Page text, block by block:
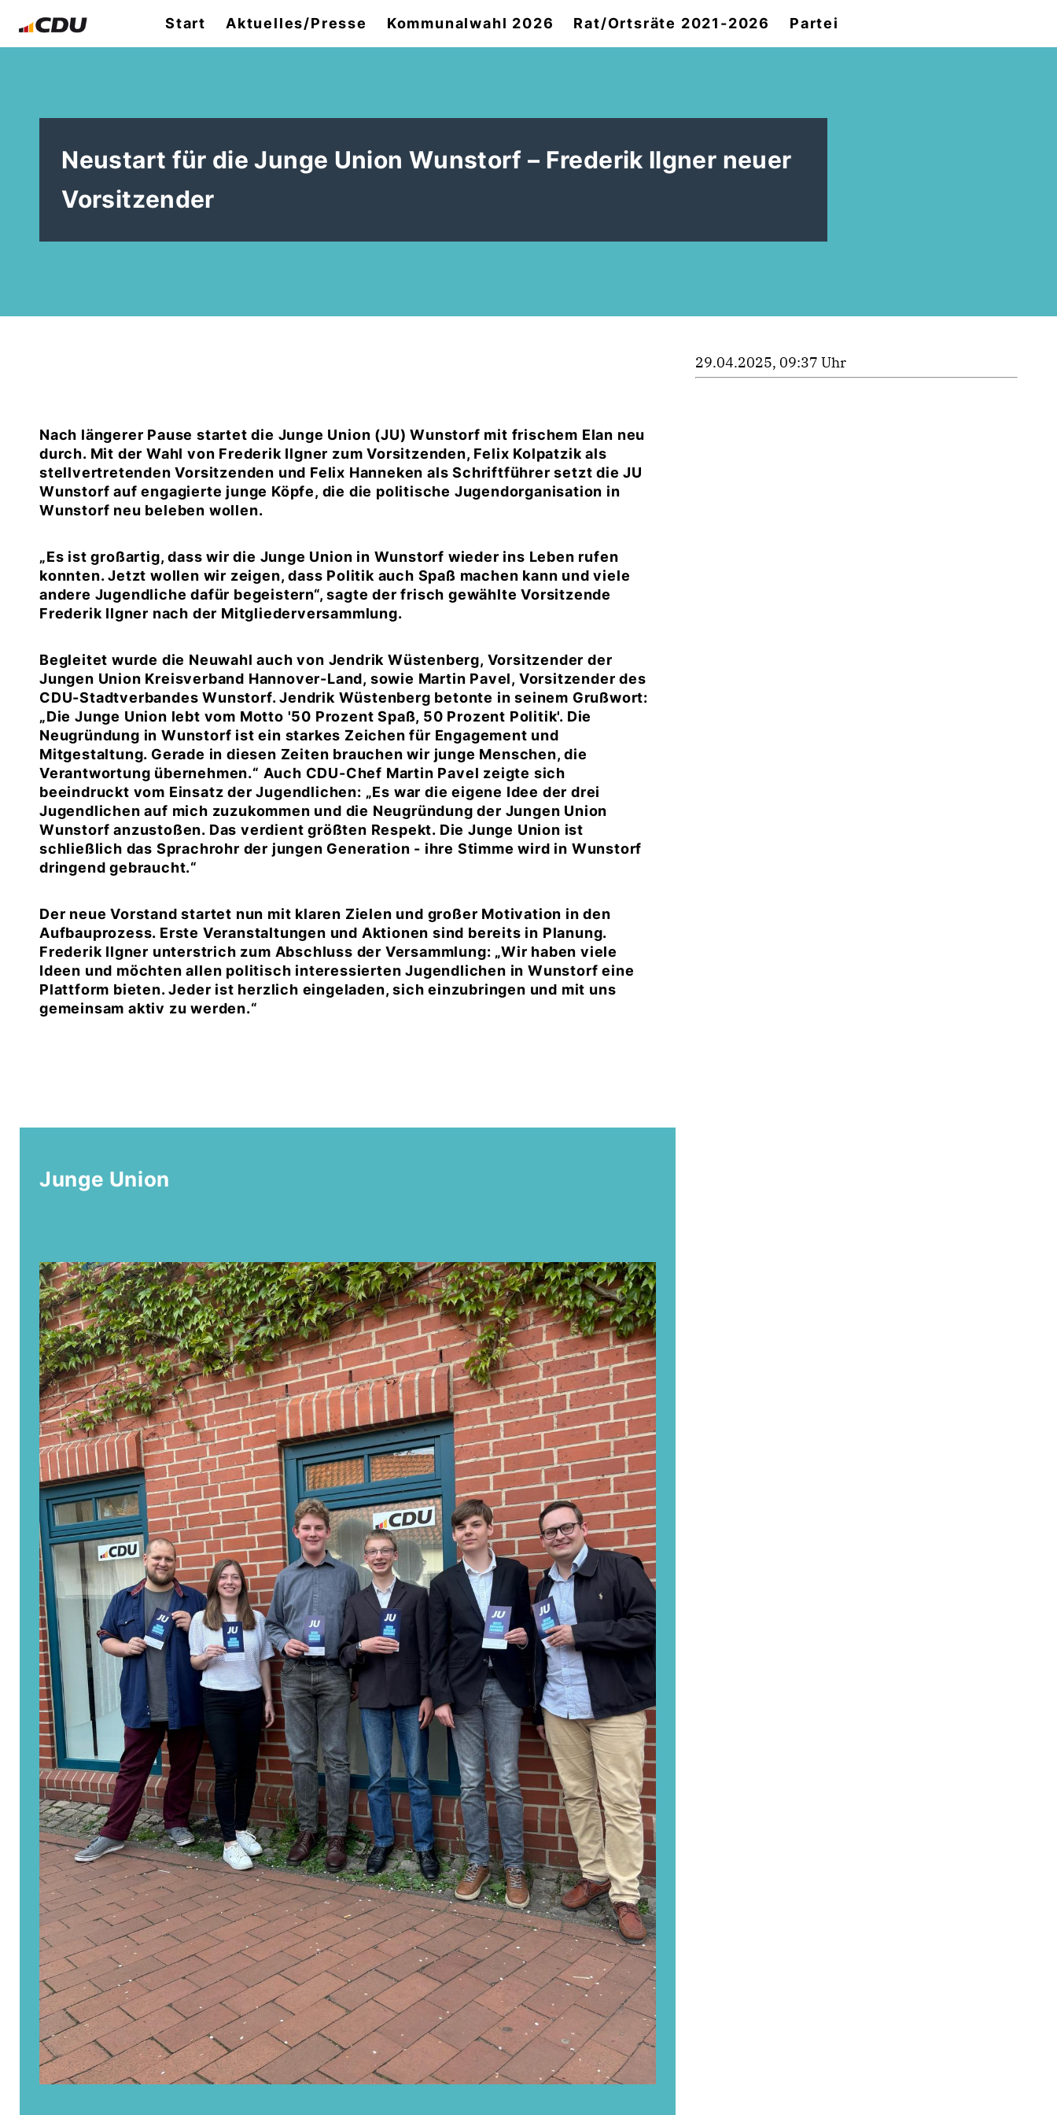
Start Aktuelles/Presse Kommunalwahl 2026 Rat/Ortsräte 2021-2026 Partei
Neustart für die Junge Union Wunstorf – Frederik Ilgner neuer
Vorsitzender
Nach längerer Pause startet die Junge Union (JU) Wunstorf mit frischem Elan neu
durch. Mit der Wahl von Frederik Ilgner zum Vorsitzenden, Felix Kolpatzik als
stellvertretenden Vorsitzenden und Felix Hanneken als Schriftführer setzt die JU
Wunstorf auf engagierte junge Köpfe, die die politische Jugendorganisation in
Wunstorf neu beleben wollen.
Es ist großartig, dass wir die Junge Union in Wunstorf wieder ins Leben rufen
konnten. Jetzt wollen wir zeigen, dass Politik auch Spaß machen kann und viele
andere Jugendliche dafür begeistern“, sagte der frisch gewählte Vorsitzende
Frederik Ilgner nach der Mitgliederversammlung.
Begleitet wurde die Neuwahl auch von Jendrik Wüstenberg, Vorsitzender der
Jungen Union Kreisverband Hannover-Land, sowie Martin Pavel, Vorsitzender des
CDU-Stadtverbandes Wunstorf. Jendrik Wüstenberg betonte in seinem Grußwort:
Die Junge Union lebt vom Motto '50 Prozent Spaß, 50 Prozent Politik'. Die
Neugründung in Wunstorf ist ein starkes Zeichen für Engagement und
Mitgestaltung. Gerade in diesen Zeiten brauchen wir junge Menschen, die
Verantwortung übernehmen.“ Auch CDU-Chef Martin Pavel zeigte sich
beeindruckt vom Einsatz der Jugendlichen: „Es war die eigene Idee der drei
Jugendlichen auf mich zuzukommen und die Neugründung der Jungen Union
Wunstorf anzustoßen. Das verdient größten Respekt. Die Junge Union ist
schließlich das Sprachrohr der jungen Generation - ihre Stimme wird in Wunstorf
dringend gebraucht.“
Der neue Vorstand startet nun mit klaren Zielen und großer Motivation in den
Aufbauprozess. Erste Veranstaltungen und Aktionen sind bereits in Planung.
Frederik Ilgner unterstrich zum Abschluss der Versammlung: „Wir haben viele
Ideen und möchten allen politisch interessierten Jugendlichen in Wunstorf eine
Plattform bieten. Jeder ist herzlich eingeladen, sich einzubringen und mit uns
gemeinsam aktiv zu werden.“
Junge Union
29.04.2025, 09:37 Uhr